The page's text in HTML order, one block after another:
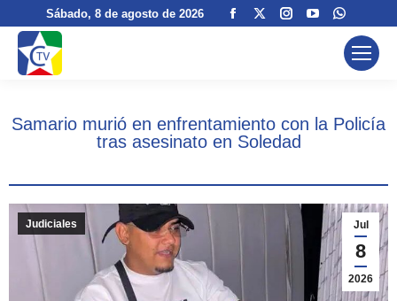
Sábado, 8 de agosto de 2026
Facebook
windowwindow
Instagram
window
YouTube
opens
window
page
opens
window
Samario murió en enfrentamiento con la Policía
tras asesinato en Soledad
Jul
8
2026
Judiciales